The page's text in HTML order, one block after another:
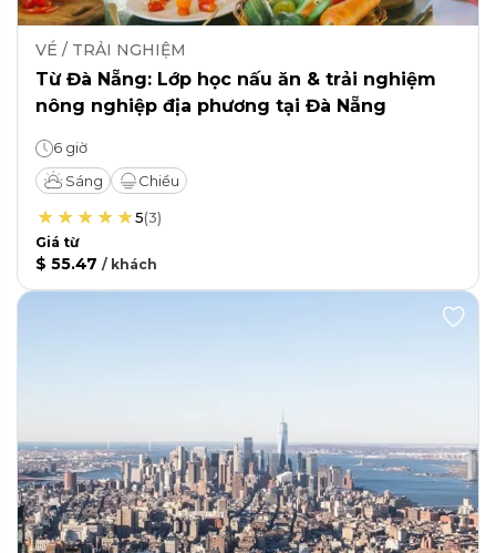
VÉ / TRẢI NGHIỆM
Từ Đà Nẵng: Lớp học nấu ăn & trải nghiệm
nông nghiệp địa phương tại Đà Nẵng
6 giờ
Sáng
Chiều
5(3)
Giá từ
$ 55.47 / khách